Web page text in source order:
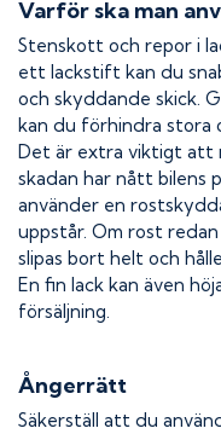
Varför ska man
Stenskott och repor i
ett lackstift kan du
och skyddande skick.
kan du förhindra stora
Det är extra viktigt att
skadan har nått bilens
använder en
uppstår. Om rost
slipas bort helt och
En fin lack kan även
försäljning.
Ångerrätt
Säkerställ att du